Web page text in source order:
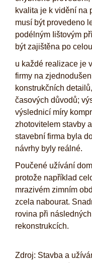
kvalita je k vidění na
musí být provedeno
podélným Iištovým
být zajištěna po
u každé realizace je
firmy na
konstrukčních
časových důvodů;
výslednicí míry
zhotovitelem stavby
stavební firma byla
návrhy byly reálné.
Poučené užívání
protože například
mrazivém zimním
zcela nabourat.
rovina při
rekonstrukcích.
Zdroj: Stavba a